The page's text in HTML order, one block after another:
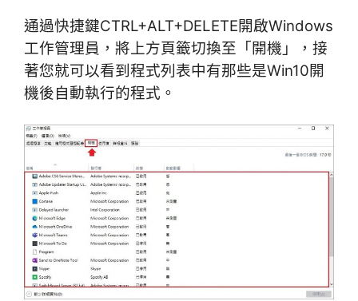
通過快捷鍵CTRL+ALT+DELETE開啟Windows
工作管理員，將上方頁籤切換至「開機」，接
著您就可以看到程式列表中有那些是Win10開
機後自動執行的程式。